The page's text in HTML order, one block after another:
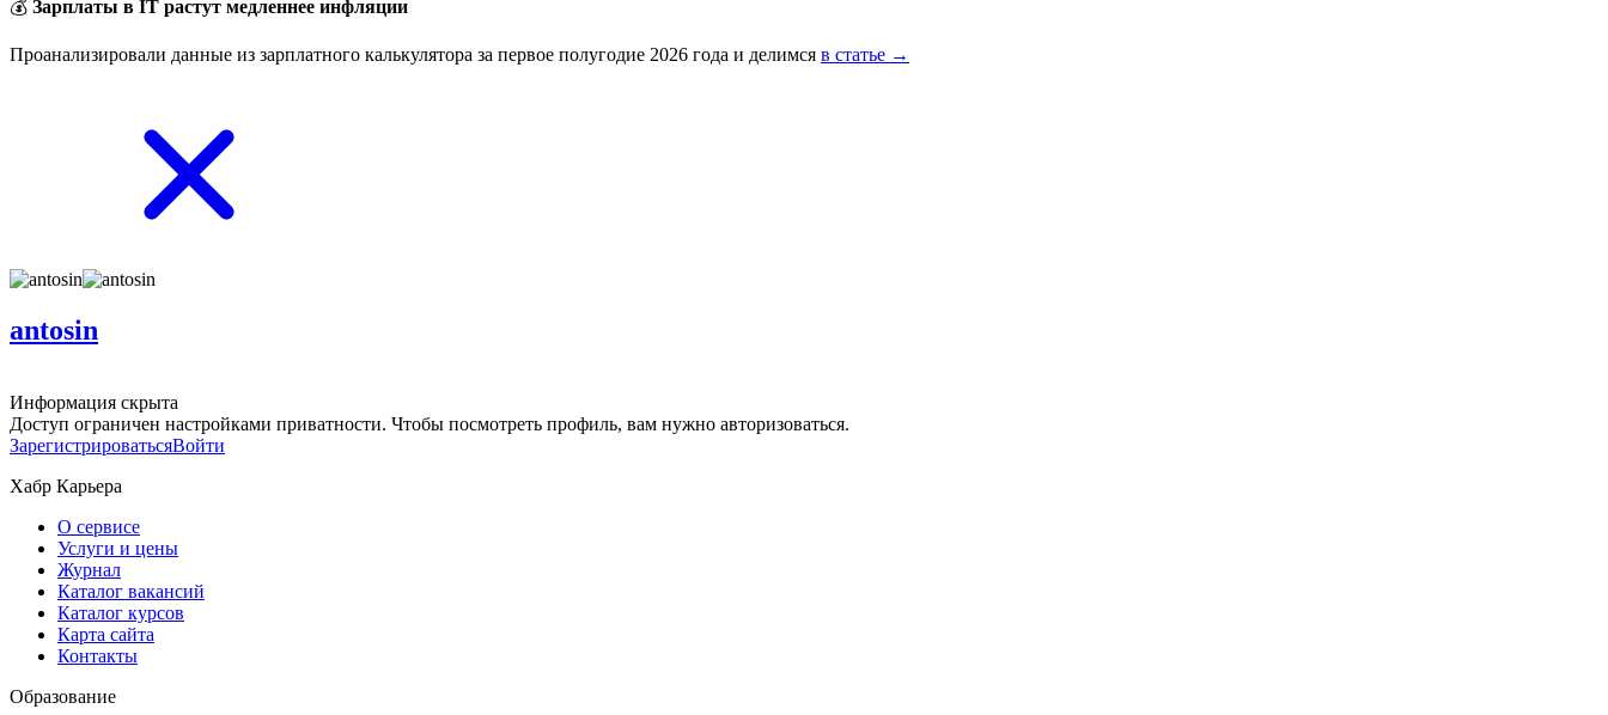
💰 Зарплаты в IT растут медленнее инфляции
Проанализировали данные из зарплатного калькулятора за первое полугодие 2026 года и делимся в статье →
antosin
Информация скрыта
Доступ ограничен настройками приватности. Чтобы посмотреть профиль, вам нужно авторизоваться.
ЗарегистрироватьсяВойти
Хабр Карьера
О сервисе
Услуги и цены
Журнал
Каталог вакансий
Каталог курсов
Карта сайта
Контакты
Образование